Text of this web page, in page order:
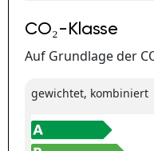
CO₂-Klasse
Auf Grundlage der
gewichtet, kombiniert